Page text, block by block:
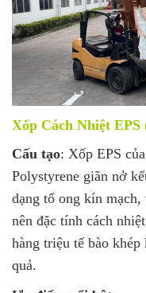
Xốp Cách Nhiệt EPS
Cấu tạo: Xốp EPS
Polystyrene giãn nở
dạng tổ ong kín
nên đặc tính cách
hàng triệu tế bào
quả.